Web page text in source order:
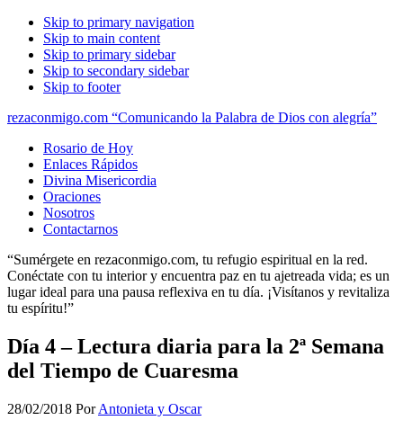
Skip to primary navigation
Skip to main content
Skip to primary sidebar
Skip to secondary sidebar
Skip to footer
rezaconmigo.com “Comunicando la Palabra de Dios con alegría”
Rosario de Hoy
Enlaces Rápidos
Divina Misericordia
Oraciones
Nosotros
Contactarnos
“Sumérgete en rezaconmigo.com, tu refugio espiritual en la red.
Conéctate con tu interior y encuentra paz en tu ajetreada vida; es un
lugar ideal para una pausa reflexiva en tu día. ¡Visítanos y revitaliza
tu espíritu!”
Día 4 – Lectura diaria para la 2ª Semana
del Tiempo de Cuaresma
28/02/2018 PorAntonieta y Oscar